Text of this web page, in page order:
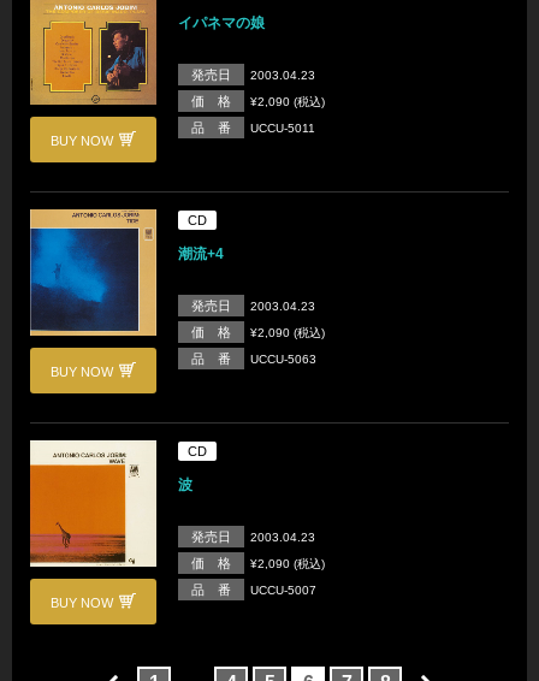
BUY NOW
イパネマの娘
発売日 2003.04.23
価 格 ¥2,090 (税込)
品 番 UCCU-5011
BUY NOW
CD
潮流+4
発売日 2003.04.23
価 格 ¥2,090 (税込)
品 番 UCCU-5063
BUY NOW
CD
波
発売日 2003.04.23
価 格 ¥2,090 (税込)
品 番 UCCU-5007